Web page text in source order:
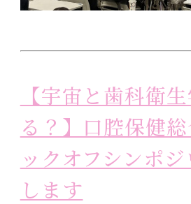
【宇宙と歯科衛
る？】口腔保健
ックオフシンポ
します